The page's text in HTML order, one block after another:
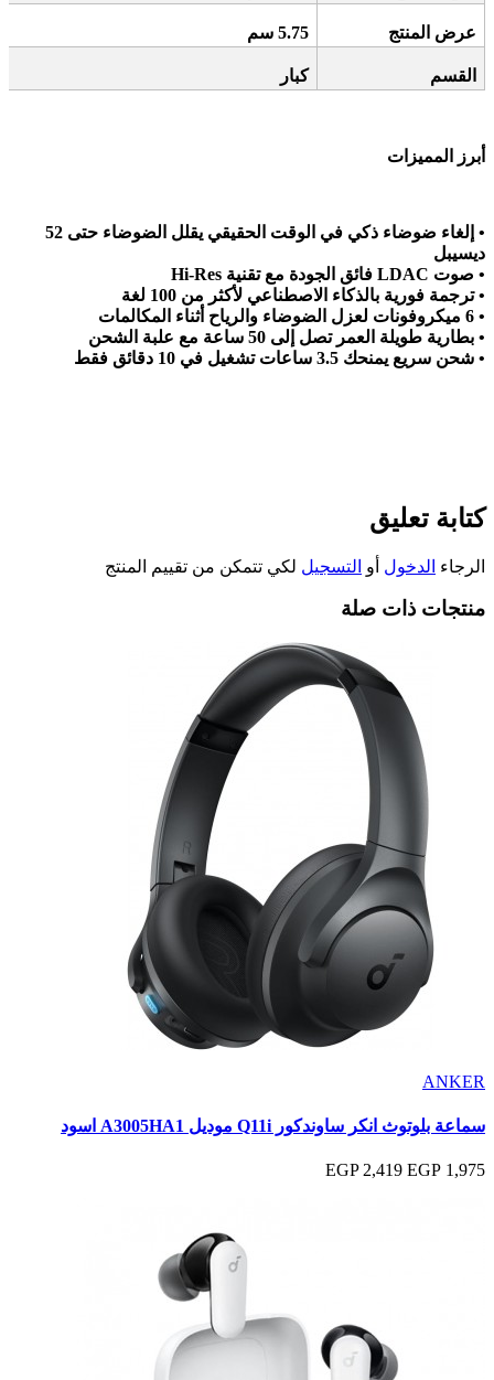
عرض المنتج 5.75 سم
القسم كبار
أبرز المميزات
•
إلغاء ضوضاء ذكي في الوقت الحقيقي يقلل الضوضاء حتى 52
ديسيبل
• صوت فائق الجودة مع تقنية LDAC
•ترجمة فورية بالذكاء الاصطناعي لأكثر من 100 لغة
• 6
ميكروفونات لعزل الضوضاء والرياح أثناء المكالمات
• بطارية طويلة العمر تصل إلى 50 ساعة مع علبة الشحن
• شحن سريع يمنحك 3.5 ساعات تشغيل في 10 دقائق فقط
كتابة تعليق
الرجاء الدخول أو التسجيل لكي تتمكن من تقييم المنتج
منتجات ذات صلة
ANKER
سماعة بلوتوث انكر ساوندكور Q11i موديل A3005HA1 اسود
1,975 EGP
2,419 EGP